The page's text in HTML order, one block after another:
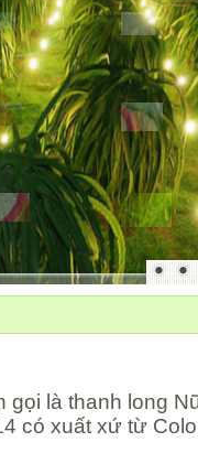
gọi là thanh long
có xuất xứ từ